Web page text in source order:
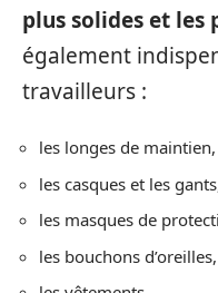
plus solides et les
également
travailleurs :
les longes de maintien,
les casques et les
les masques de
les bouchons d’oreilles,